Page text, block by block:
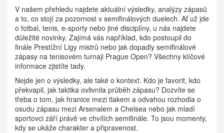
V našem přehledu najdete aktuální výsledky, analýzy zápasů
a to, co stojí za pozornost v semifinálových duelech. Ať už jde
o fotbal, tenis, e-sporty nebo jiné disciplíny, u nás najdete
důležité novinky. Zajímá vás například, kdo postoupil do
finále Prestížní Ligy mistrů nebo jak dopadly semifinálové
zápasy na tenisovém turnaji Prague Open? Všechny klíčové
informace zjistíte tady.
Nejde jen o výsledky, ale také o kontext. Kdo je favorit, kdo
překvapil, jak taktika ovlivnila průběh zápasu? Dozvíte se
třeba o tom, jak hranice mezi tlakem a odvahou rozhodla o
osudu zápasu mezi Arsenalem a Chelsea nebo jak mladí
sportovci září právě ve chvílích semifinále. To jsou momenty,
kdy se ukáže charakter a připravenost.